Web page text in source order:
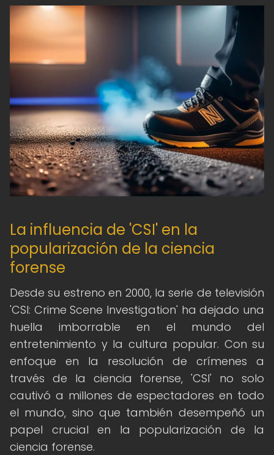
La influencia de 'CSI' en la
popularización de la ciencia
forense
Desde su estreno en 2000, la serie de televisión
'CSI: Crime Scene Investigation' ha dejado una
huella imborrable en el mundo del
entretenimiento y la cultura popular. Con su
enfoque en la resolución de crímenes a
través de la ciencia forense, 'CSI' no solo
cautivó a millones de espectadores en todo
el mundo, sino que también desempeñó un
papel crucial en la popularización de la
ciencia forense.